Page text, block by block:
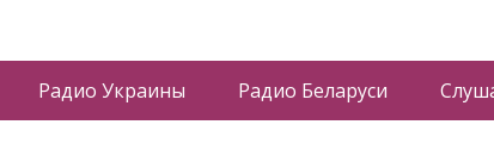
Радио Украины Радио Беларуси